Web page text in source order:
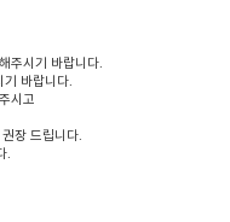
주시기 바랍니다.
바랍니다.
시고
장 드립니다.
.